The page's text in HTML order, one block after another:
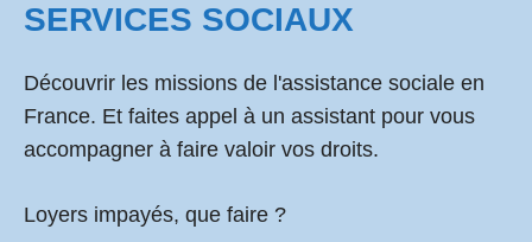
SERVICES SOCIAUX
Découvrir les missions de l'assistance sociale en
France. Et faites appel à un assistant pour vous
accompagner à faire valoir vos droits.
Loyers impayés, que faire ?